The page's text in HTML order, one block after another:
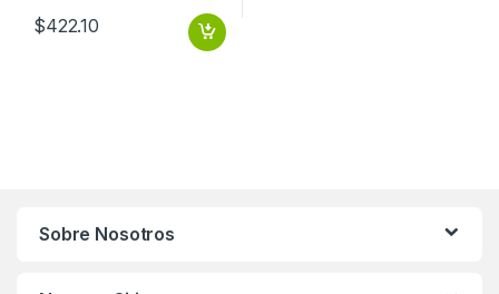
$422.10
Sobre Nosotros